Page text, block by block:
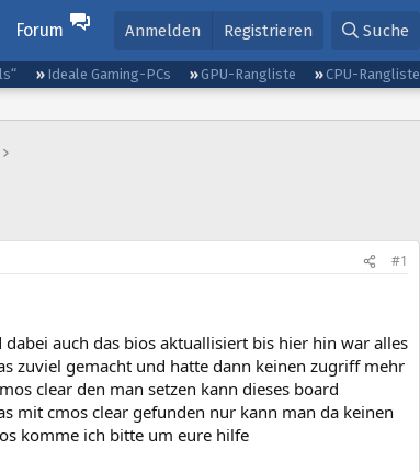
Forum Anmelden Registrieren Suche
Ideale Gaming-PCs GPU-Rangliste
CPU-Rangliste
#1
auch das bios aktuallisiert bis hier hin war alles
zuviel gemacht und hatte dann keinen zugriff mehr
clear den man setzen kann dieses board
mit cmos clear gefunden nur kann man da keinen
komme ich bitte um eure hilfe